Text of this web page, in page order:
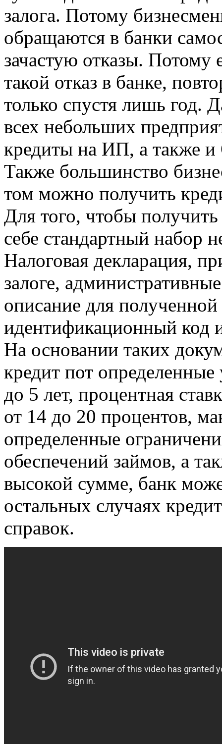
залога. Потому
обращаются в банки
зачастую отказы. Потому
такой отказ в банке,
только спустя лишь год.
всех небольших
кредиты на ИП, а также
Также большинство
том можно получить
Для того, чтобы
себе стандартный набор
Налоговая декларация,
залоге,
описание для
идентификационный код
На основании таких
кредит пот
до 5 лет, процентная
от 14 до 20 процентов,
определенные
обеспечений займов, а
высокой сумме, банк
остальных случаях
справок.